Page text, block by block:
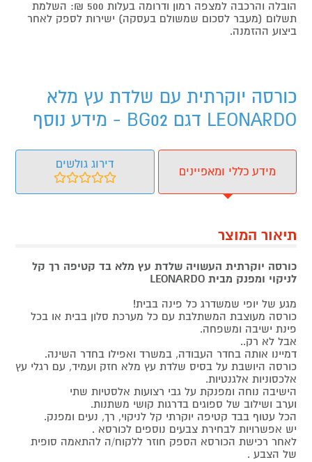
הובלה והרכבה למצפה רמון ודרומה בעלות 500 ₪: השלמת
תשלום (מעבר לסכום שמשולם בעסקה) ישירות לספק לאחר
ביצוע ההזמנה.
כורסה יוקרתית עם שלדת עץ מלא
LEONARDO דגם BG02 - מידע נוסף
מידע כללי ומאפיינים
דירוג גולשים
תיאור המוצר
כורסה יוקרתית העשויה שלדת עץ מלא בד קטיפה רך קל
לניקוי ומפנק מבית LEONARDO
מגע של יופי שמשדרג כל פינה בבית!
כורסה מעוצבת המשתלבת עם כל מערכת סלון בבית או בכל
פינת ישיבה ומשפחה.
אבל לא רק..
דמיינו אותה בחדר העבודה, במשרד ואפילו בחדר השינה.
כורסה היושבת על בסיס שלדת עץ מלא חזק ועמיד, עם רגלי עץ
אלכסוניות אלגנטיות.
הישיבה נוחה ומפנקת על גבי רצועות אלסטיות שתי
וערב ושילוב של ספוגים בדרגות קושי משתנות.
הכל עטוף בבד קטיפה יוקרתי קל לניקוי, רך, נעים ומפנק.
יש אפשרויות לבחירת צבעים נוספים לכורסא .
לאחר רכישת הכורסא הספק חוזר ללקוח/ה להתאמה סופית
של הצבע .